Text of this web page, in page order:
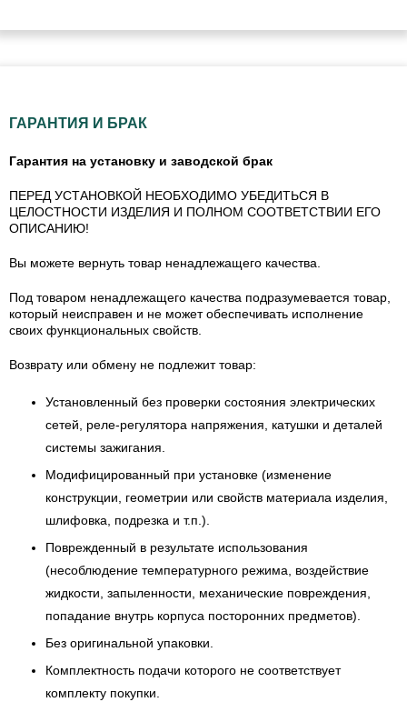
ГАРАНТИЯ И БРАК
Гарантия на установку и заводской брак
ПЕРЕД УСТАНОВКОЙ НЕОБХОДИМО УБЕДИТЬСЯ В
ЦЕЛОСТНОСТИ ИЗДЕЛИЯ И ПОЛНОМ СООТВЕТСТВИИ ЕГО
ОПИСАНИЮ!
Вы можете вернуть товар ненадлежащего качества.
Под товаром ненадлежащего качества подразумевается товар,
который неисправен и не может обеспечивать исполнение
своих функциональных свойств.
Возврату или обмену не подлежит товар:
Установленный без проверки состояния электрических
сетей, реле-регулятора напряжения, катушки и деталей
системы зажигания.
Модифицированный при установке (изменение
конструкции, геометрии или свойств материала изделия,
шлифовка, подрезка и т.п.).
Поврежденный в результате использования
(несоблюдение температурного режима, воздействие
жидкости, запыленности, механические повреждения,
попадание внутрь корпуса посторонних предметов).
Без оригинальной упаковки.
Комплектность подачи которого не соответствует
комплекту покупки.